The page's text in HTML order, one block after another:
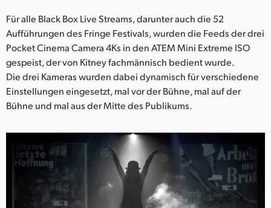
Für alle Black Box Live Streams, darunter auch die 52
Aufführungen des Fringe Festivals, wurden die Feeds der drei
Pocket Cinema Camera 4Ks in den ATEM Mini Extreme ISO
gespeist, der von Kitney fachmännisch bedient wurde.
Die drei Kameras wurden dabei dynamisch für verschiedene
Einstellungen eingesetzt, mal vor der Bühne, mal auf der
Bühne und mal aus der Mitte des Publikums.